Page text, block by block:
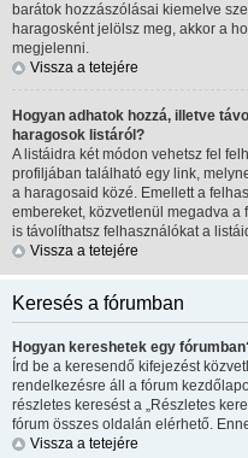
barátok hozzászólásai kiemelve
haragosként jelölsz meg, akkor a
megjelenni.
Vissza a tetejére
Hogyan adhatok hozzá, illetve
haragosok listáról?
A listáidra két módon vehetsz fel
profiljában található egy link,
a haragosaid közé. Emellett a
embereket, közvetlenül megadva a
is távolíthatsz felhasználókat a
Vissza a tetejére
Keresés a fórumban
Hogyan kereshetek egy
Írd be a keresendő kifejezést
rendelkezésre áll a fórum
részletes keresést a „Részletes
fórum összes oldalán elérhető.
Vissza a tetejére